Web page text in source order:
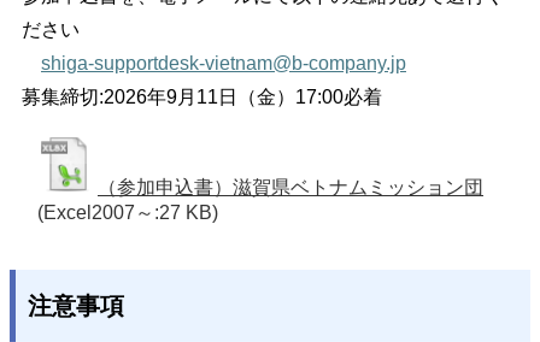
ださい
shiga-supportdesk-vietnam@b-company.jp
募集締切:2026年9月11日（金）17:00必着
（参加申込書）滋賀県ベトナムミッション団
(Excel2007～:27 KB)
注意事項